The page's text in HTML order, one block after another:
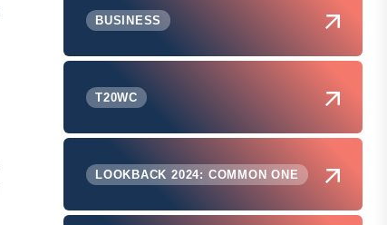
BUSINESS
T20WC
LOOKBACK 2024: COMMON ONE